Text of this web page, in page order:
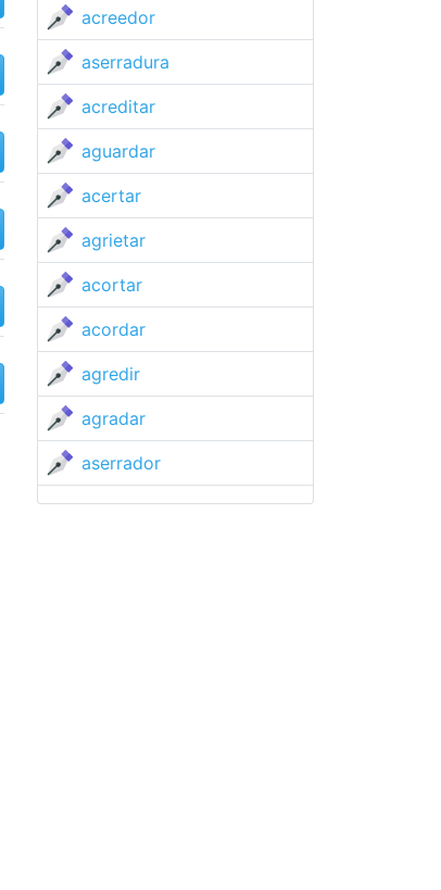
acreedor
aserradura
acreditar
aguardar
acertar
agrietar
acortar
acordar
agredir
agradar
aserrador